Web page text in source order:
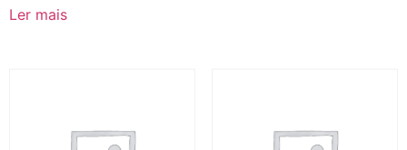
Ler mais